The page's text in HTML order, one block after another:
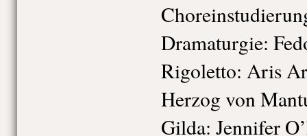
Dramaturgie:
Rigoletto: Aris
Herzog von
Gilda: Jennifer